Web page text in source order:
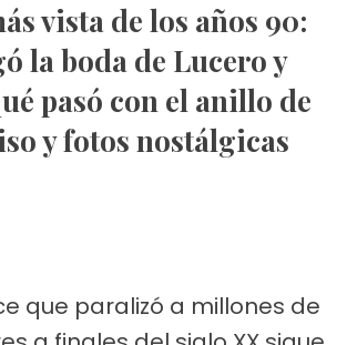
vista de los años 90:
la boda de Lucero y
pasó con el anillo de
y fotos nostálgicas
que paralizó a millones de